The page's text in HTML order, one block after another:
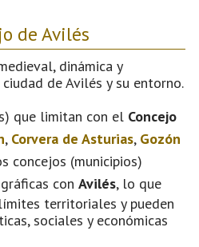
de Avilés
dinámica y
de Avilés y su entorno.
que limitan con el Concejo
, Corvera de Asturias, Gozón
concejos (municipios)
con Avilés, lo que
territoriales y pueden
sociales y económicas